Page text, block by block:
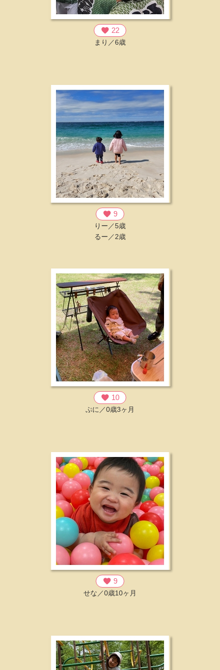
favorite 22
まり／6歳
favorite 9
りー／5歳
るー／2歳
favorite 10
ぷに／0歳3ヶ月
favorite 9
せな／0歳10ヶ月